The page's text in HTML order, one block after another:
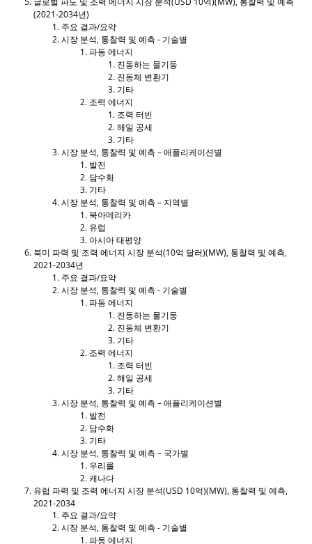
(2021-2034년)
주요 결과/요약
시장 분석, 통찰력 및 예측 - 기술별
파동 에너지
진동하는 물기둥
진동체 변환기
기타
조력 에너지
조력 터빈
해일 공세
기타
시장 분석, 통찰력 및 예측 – 애플리케이션별
발전
담수화
기타
시장 분석, 통찰력 및 예측 – 지역별
북아메리카
유럽
아시아 태평양
북미 파력 및 조력 에너지 시장 분석(10억 달러)(MW), 통찰력 및 예측,
2021-2034년
주요 결과/요약
시장 분석, 통찰력 및 예측 - 기술별
파동 에너지
진동하는 물기둥
진동체 변환기
기타
조력 에너지
조력 터빈
해일 공세
기타
시장 분석, 통찰력 및 예측 – 애플리케이션별
발전
담수화
기타
시장 분석, 통찰력 및 예측 – 국가별
우리를
캐나다
유럽 ​​파력 및 조력 에너지 시장 분석(USD 10억)(MW), 통찰력 및 예측,
2021-2034
주요 결과/요약
시장 분석, 통찰력 및 예측 - 기술별
파동 에너지